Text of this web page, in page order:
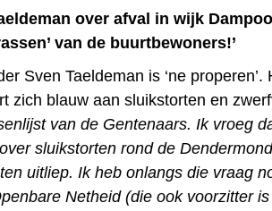
over afval in wijk
van de buurtbewoners!’
Sven Taeldeman is ‘ne
zich blauw aan sluikstorten en
van de Gentenaars. Ik vroeg
sluikstorten rond de
uitliep. Ik heb onlangs die vraag
Netheid (die ook voorzitter